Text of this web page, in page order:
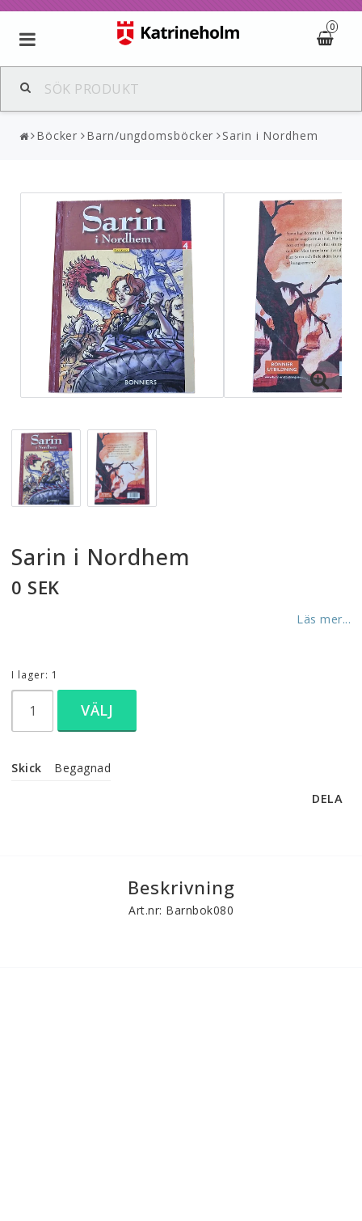
0
Böcker Barn/ungdomsböcker Sarin i Nordhem
Sarin i Nordhem
0 SEK
Läs mer...
I lager: 1
VÄLJ
Skick
Begagnad
DELA
Beskrivning
Art.nr: Barnbok080